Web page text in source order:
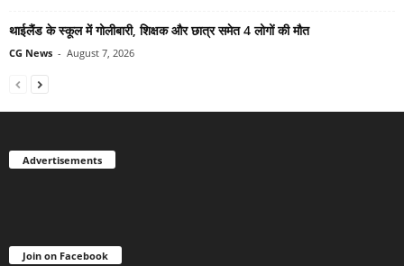
थाईलैंड के स्कूल में गोलीबारी, शिक्षक और छात्र समेत 4 लोगों की मौत
CG News - August 7, 2026
Advertisements
Join on Facebook